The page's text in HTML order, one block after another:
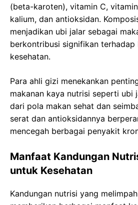
(beta-karoten), vitamin C,
kalium, dan antioksidan.
menjadikan ubi jalar sebagai
berkontribusi signifikan terhadap
kesehatan.
Para ahli gizi menekankan
makanan kaya nutrisi seperti ubi
dari pola makan sehat dan
serat dan antioksidannya
mencegah berbagai penyakit
Manfaat Kandungan
untuk Kesehatan
Kandungan nutrisi yang